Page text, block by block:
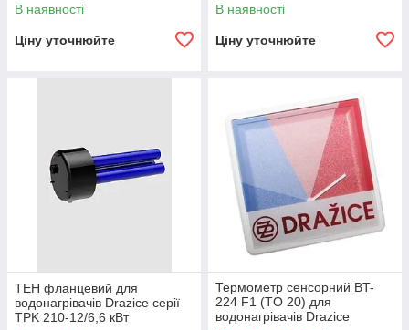
В наявності
Ціну уточнюйте
В наявності
Ціну уточнюйте
ТЕН фланцевий для
водонагрівачів Drazice серії
TPK 210-12/6,6 кВт
Термометр сенсорний BT-
224 F1 (TO 20) для
водонагрівачів Drazice